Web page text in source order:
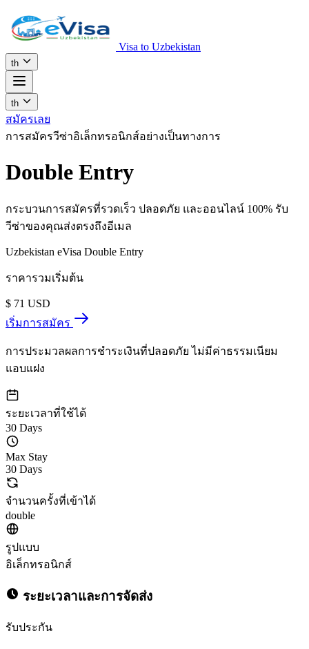
Visa to Uzbekistan
th
th
สมัครเลย
การสมัครวีซ่าอิเล็กทรอนิกส์อย่างเป็นทางการ
Double Entry
กระบวนการสมัครที่รวดเร็ว ปลอดภัย และออนไลน์ 100% รับ
วีซ่าของคุณส่งตรงถึงอีเมล
Uzbekistan eVisa Double Entry
ราคารวมเริ่มต้น
$ 71 USD
เริ่มการสมัคร
การประมวลผลการชำระเงินที่ปลอดภัย ไม่มีค่าธรรมเนียม
แอบแฝง
ระยะเวลาที่ใช้ได้
30 Days
Max Stay
30 Days
จำนวนครั้งที่เข้าได้
double
รูปแบบ
อิเล็กทรอนิกส์
ระยะเวลาและการจัดส่ง
รับประกัน